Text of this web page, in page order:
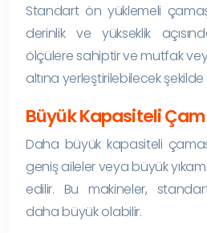
Standart ön yüklemeli
derinlik ve yükseklik
ölçülere sahiptir ve mutfak
altına yerleştirilebilecek şekilde
Büyük Kapasiteli
Daha büyük kapasiteli
geniş aileler veya büyük
edilir. Bu makineler,
daha büyük olabilir.